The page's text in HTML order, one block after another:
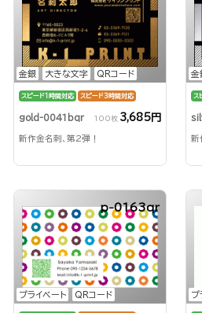
金銀 大きな文字 QRコード
スピード1時間対応 スピード3時間対応
gold-0041bqr 100枚 3,685円
新作金名刺、第2弾！
金
ス
新
プライベート QRコード
p-0163qr
プ